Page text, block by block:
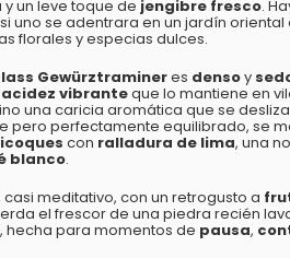
y un leve toque de jengibre fresco.
uno se adentrara en un jardín
florales y especias dulces.
Gewürztramineres densoy
acidez vibranteque lo mantiene en
una caricia aromática que se
pero perfectamente equilibrado, se
con ralladura de lima, una
blanco.
casi meditativo, con un retrogusto a
el frescor de una piedra recién
, hecha para momentos de pausa,